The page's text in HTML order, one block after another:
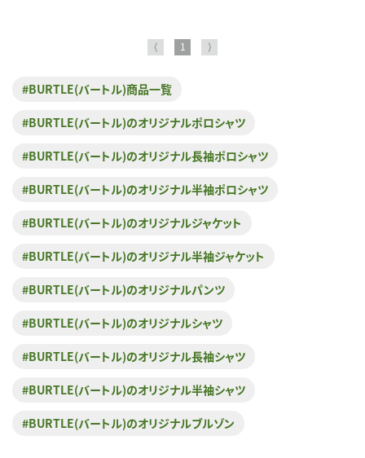
⟨ 1 ⟩
#BURTLE(バートル)商品一覧
#BURTLE(バートル)のオリジナルポロシャツ
#BURTLE(バートル)のオリジナル長袖ポロシャツ
#BURTLE(バートル)のオリジナル半袖ポロシャツ
#BURTLE(バートル)のオリジナルジャケット
#BURTLE(バートル)のオリジナル半袖ジャケット
#BURTLE(バートル)のオリジナルパンツ
#BURTLE(バートル)のオリジナルシャツ
#BURTLE(バートル)のオリジナル長袖シャツ
#BURTLE(バートル)のオリジナル半袖シャツ
#BURTLE(バートル)のオリジナルブルゾン